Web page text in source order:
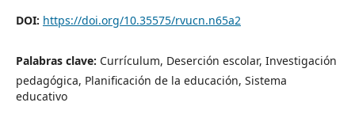
DOI: https://doi.org/10.35575/rvucn.n65a2
Palabras clave: Currículum, Deserción escolar, Investigación
pedagógica, Planificación de la educación, Sistema
educativo